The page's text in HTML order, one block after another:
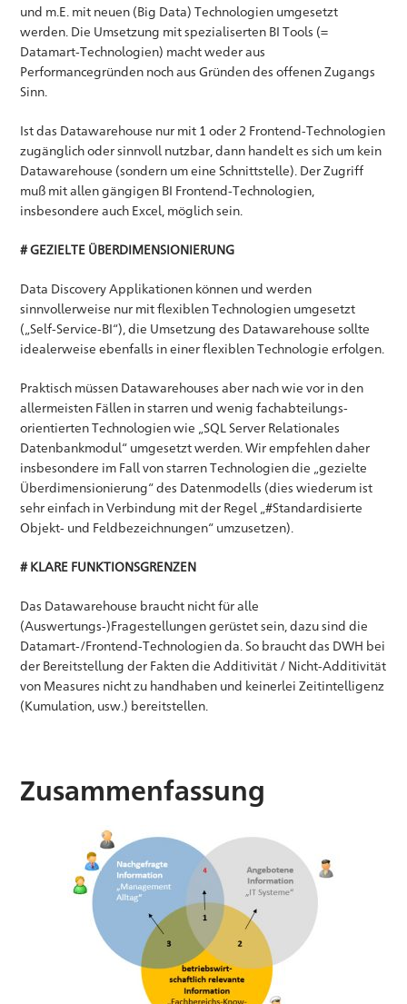
und m.E. mit neuen (Big Data) Technologien umgesetzt
werden. Die Umsetzung mit spezialiserten BI Tools (=
Datamart-Technologien) macht weder aus
Performancegründen noch aus Gründen des offenen Zugangs
Sinn.
Ist das Datawarehouse nur mit 1 oder 2 Frontend-Technologien
zugänglich oder sinnvoll nutzbar, dann handelt es sich um kein
Datawarehouse (sondern um eine Schnittstelle). Der Zugriff
muß mit allen gängigen BI Frontend-Technologien,
insbesondere auch Excel, möglich sein.
# GEZIELTE ÜBERDIMENSIONIERUNG
Data Discovery Applikationen können und werden
sinnvollerweise nur mit flexiblen Technologien umgesetzt
(„Self-Service-BI“), die Umsetzung des Datawarehouse sollte
idealerweise ebenfalls in einer flexiblen Technologie erfolgen.
Praktisch müssen Datawarehouses aber nach wie vor in den
allermeisten Fällen in starren und wenig fachabteilungs-
orientierten Technologien wie „SQL Server Relationales
Datenbankmodul“ umgesetzt werden. Wir empfehlen daher
insbesondere im Fall von starren Technologien die „gezielte
Überdimensionierung“ des Datenmodells (dies wiederum ist
sehr einfach in Verbindung mit der Regel „#Standardisierte
Objekt- und Feldbezeichnungen“ umzusetzen).
# KLARE FUNKTIONSGRENZEN
Das Datawarehouse braucht nicht für alle
(Auswertungs-)Fragestellungen gerüstet sein, dazu sind die
Datamart-/Frontend-Technologien da. So braucht das DWH bei
der Bereitstellung der Fakten die Additivität / Nicht-Additivität
von Measures nicht zu handhaben und keinerlei Zeitintelligenz
(Kumulation, usw.) bereitstellen.
Zusammenfassung